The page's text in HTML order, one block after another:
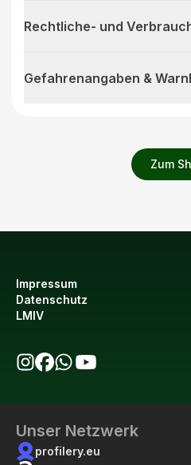
Zum
Rechtliche- und
Gefahrenangaben &
Impressum
Datenschutz
LMIV
Unser Netzwerk
profilery.eu